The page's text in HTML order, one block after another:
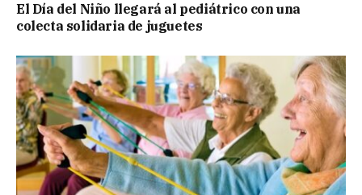
El Día del Niño llegará al pediátrico con una
colecta solidaria de juguetes